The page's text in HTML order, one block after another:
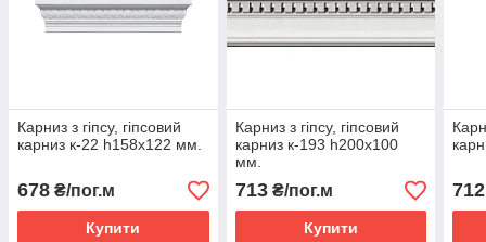
Карниз з гіпсу, гіпсовий
карниз к-22 һ158х122 мм.
678 ₴/пог.м
Купити
Карниз з гіпсу, гіпсовий
карниз к-193 һ200х100
мм.
713₴/пог.м
Купити
712